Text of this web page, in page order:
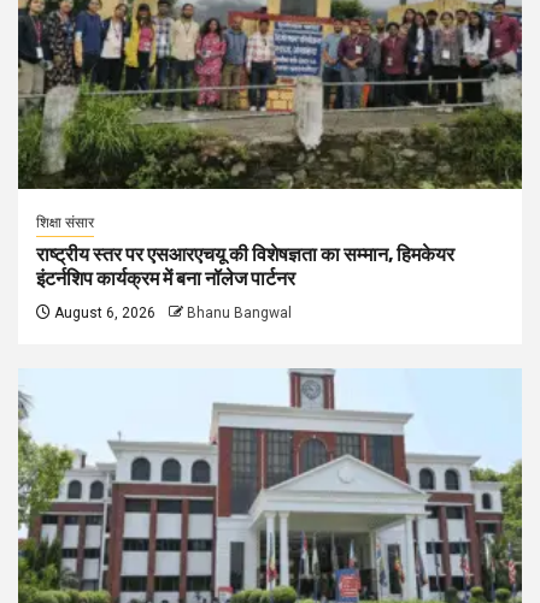
शिक्षा संसार
राष्ट्रीय स्तर पर एसआरएचयू की विशेषज्ञता का सम्मान, हिमकेयर
इंटर्नशिप कार्यक्रम में बना नॉलेज पार्टनर
August 6, 2026 Bhanu Bangwal